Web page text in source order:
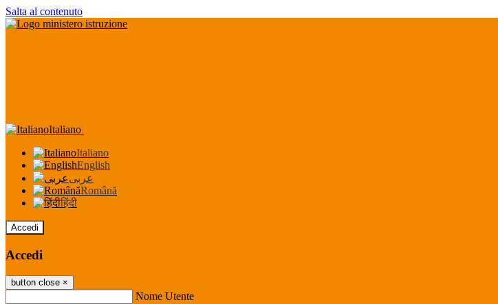
Salta al contenuto
Italiano
Italiano
English
عربى
Română
हिंदी
Accedi
Accedi
button close ×
Nome Utente